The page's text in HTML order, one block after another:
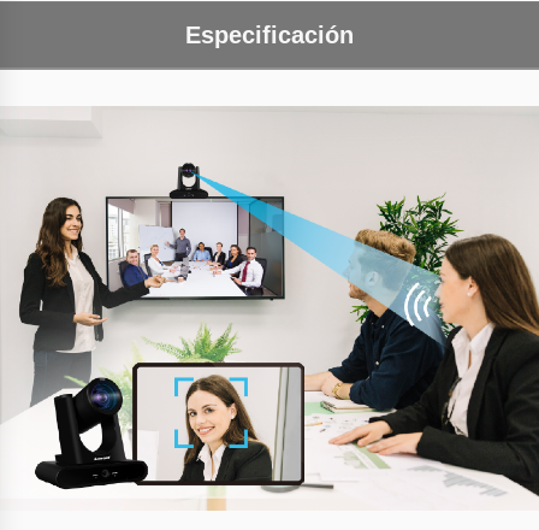
Especificación